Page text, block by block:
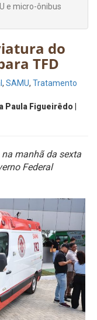
e micro-ônibus
do
TFD
, SAMU, Tratamento
Paula Figueirêdo
manhã da sexta
Federal